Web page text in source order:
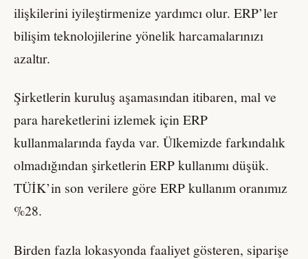
ilişkilerini iyileştirmenize yardımcı olur. ERP’ler
bilişim teknolojilerine yönelik harcamalarınızı
azaltır.
Şirketlerin kuruluş aşamasından itibaren, mal ve
para hareketlerini izlemek için ERP
kullanmalarında fayda var. Ülkemizde farkındalık
olmadığından şirketlerin ERP kullanımı düşük.
TÜİK’in son verilere göre ERP kullanım oranımız
%28.
Birden fazla lokasyonda faaliyet gösteren, siparişe